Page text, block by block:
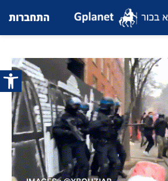
פתח
התחברות